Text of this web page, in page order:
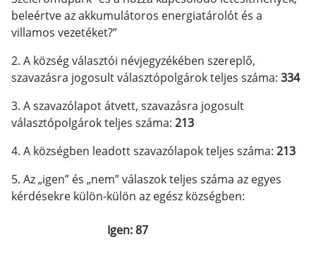
beleértve az akkumulátoros energiatárolót és a
villamos vezetéket?”
2. A község választói névjegyzékében szereplő,
szavazásra jogosult választópolgárok teljes száma: 334
3. A szavazólapot átvett, szavazásra jogosult
választópolgárok teljes száma: 213
4. A községben leadott szavazólapok teljes száma: 213
5. Az „igen” és „nem” válaszok teljes száma az egyes
kérdésekre külön-külön az egész községben:
Igen: 87